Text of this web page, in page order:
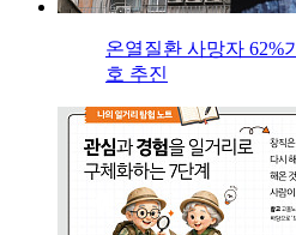
온열질환 사망자 62%
호 추진